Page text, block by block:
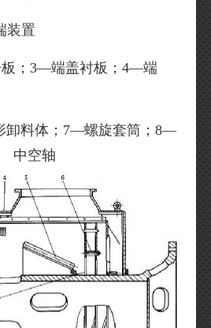
装置
；3—端盖衬板；4—端
料体；7—螺旋套筒；8—
中空轴